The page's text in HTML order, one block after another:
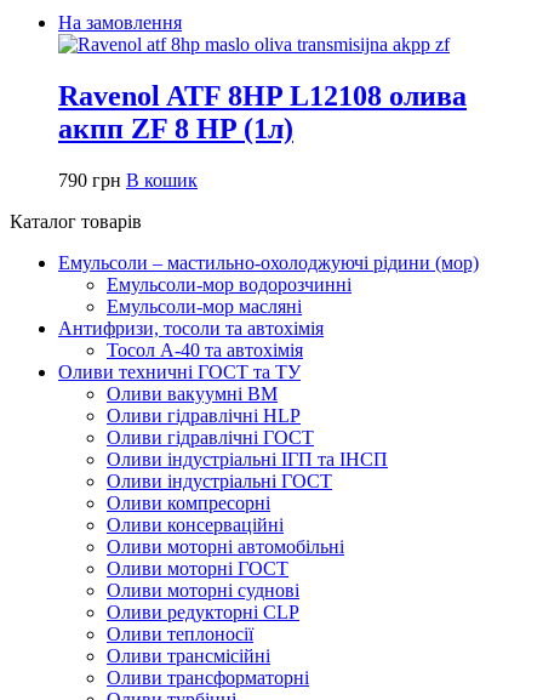
На замовлення
Ravenol ATF 8HP L12108 олива
акпп ZF 8 HP (1л)
790 грн В кошик
Каталог товарів
Емульсоли – мастильно-охолоджуючі рідини (мор)
Емульсоли-мор водорозчинні
Емульсоли-мор масляні
Антифризи, тосоли та автохімія
Тосол А-40 та автохімія
Оливи техничні ГОСТ та ТУ
Оливи вакуумні ВМ
Оливи гідравлічні HLP
Оливи гідравлічні ГОСТ
Оливи індустріальні ІГП та ІНСП
Оливи індустріальні ГОСТ
Оливи компресорні
Оливи консерваційні
Оливи моторні автомобільні
Оливи моторні ГОСТ
Оливи моторні суднові
Оливи редукторні CLP
Оливи теплоносії
Оливи трансмісійні
Оливи трансформаторні